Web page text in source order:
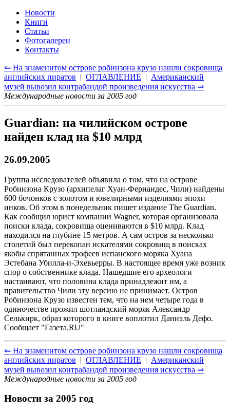
Новости
Книги
Статьи
Фотогалереи
Контакты
⇐ На знаменитом острове робинзона крузо нашли сокровища
английских пиратов | ОГЛАВЛЕНИЕ | Американский
музей вывозил контрабандой произведения искусства ⇒
Международные новости за 2005 год
Guardian: на чилийском острове
найден клад на $10 млрд
26.09.2005
Группа исследователей объявила о том, что на острове
Робинзона Крузо (архипелаг Хуан-Фернандес, Чили) найдены
600 бочонков с золотом и ювелирными изделиями эпохи
инков. Об этом в понедельник пишет издание The Guardian.
Как сообщил юрист компании Wagner, которая организовала
поиски клада, сокровища оцениваются в $10 млрд. Клад
находился на глубине 15 метров. А сам остров за несколько
столетий был перекопан искателями сокровищ в поисках
якобы спрятанных трофеев испанского моряка Хуана
Эстебана Убилла-и-Эхевьерры. В настоящее время уже возник
спор о собственнике клада. Нашедшие его археологи
настаивают, что половина клада принадлежит им, а
правительство Чили эту версию не принимает. Остров
Робинзона Крузо известен тем, что на нем четыре года в
одиночестве прожил шотландский моряк Александр
Селькирк, образ которого в книге воплотил Даниэль Дефо.
Сообщает "Газета.RU"
⇐ На знаменитом острове робинзона крузо нашли сокровища
английских пиратов | ОГЛАВЛЕНИЕ | Американский
музей вывозил контрабандой произведения искусства ⇒
Международные новости за 2005 год
Новости за 2005 год